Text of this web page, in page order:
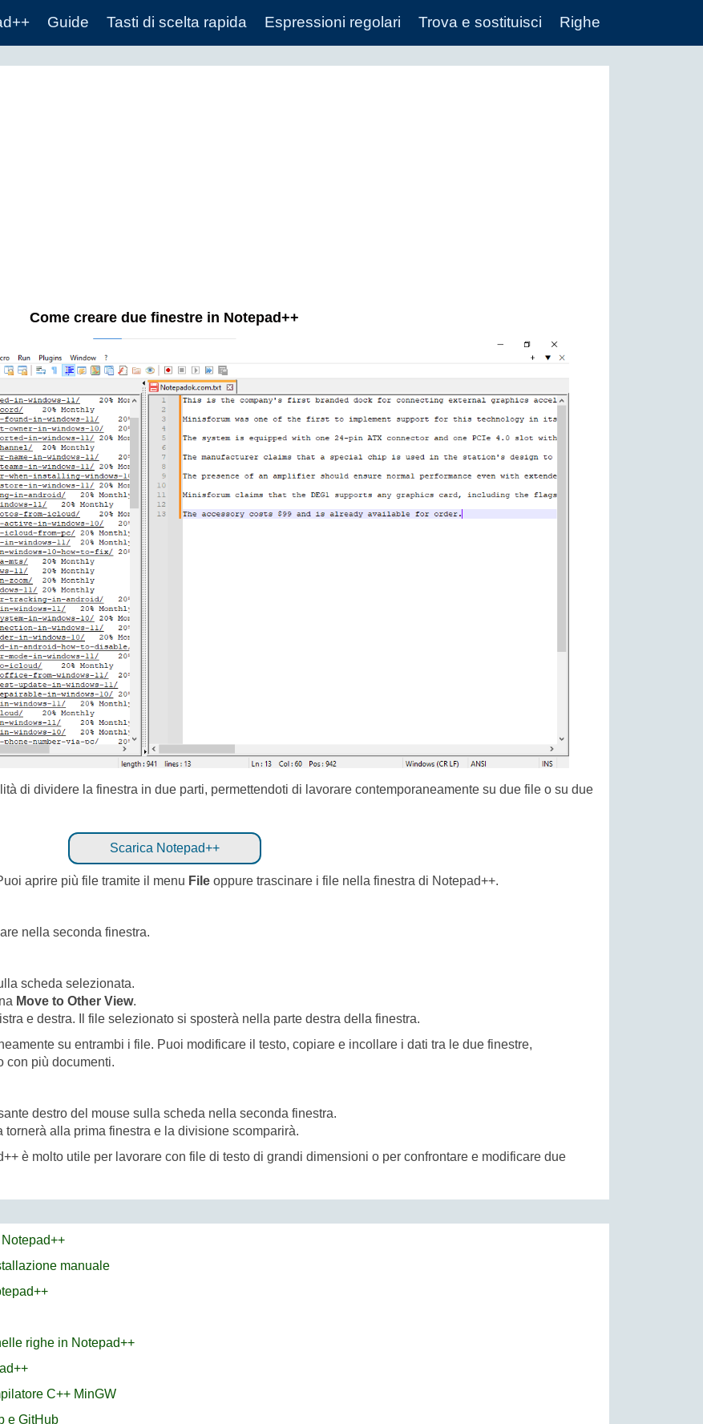
Guide Tasti di scelta rapida Espressioni regolari Trova e sostituisci Righe
Come creare due finestre in Notepad++
di dividere la finestra in due parti, permettendoti di lavorare contemporaneamente su due file o su due
Scarica Notepad++
aprire più file tramite il menu File oppure trascinare i file nella finestra di Notepad++.
nella seconda finestra.
scheda selezionata.
Move to Other View.
e destra. Il file selezionato si sposterà nella parte destra della finestra.
su entrambi i file. Puoi modificare il testo, copiare e incollare i dati tra le due finestre,
con più documenti.
destro del mouse sulla scheda nella seconda finestra.
tornerà alla prima finestra e la divisione scomparirà.
è molto utile per lavorare con file di testo di grandi dimensioni o per confrontare e modificare due
manuale
righe in Notepad++
C++ MinGW
e GitHub